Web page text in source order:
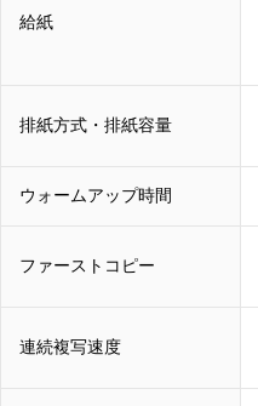
給紙
排紙方式・排紙容量
ウォームアップ時間
ファーストコピー
連続複写速度